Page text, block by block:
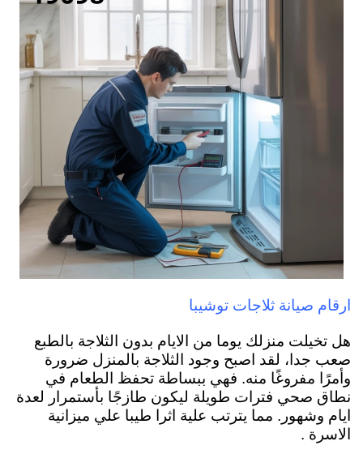
ارقام صيانة ثلاجات توشيبا
هل تخيلت منزلك يوما من الايام بدون الثلاجة بالطبع
صعب جدا، لقد اصبح وجود الثلاجة بالمنزل ضرورة
وأمرًا مفروغًا منه. فهي ببساطة تحفظ الطعام في
نطاق صحي فترات طويلة ليكون طازجًا بأستمرار لعدة
ايام وشهور. مما يترتب علية اثرا طيبا علي ميزانية
الاسرة .